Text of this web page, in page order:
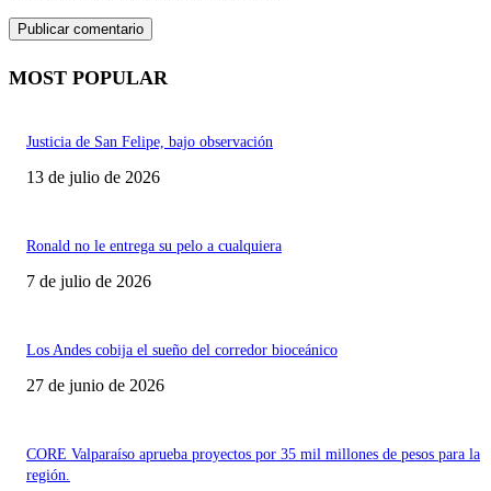
MOST POPULAR
Justicia de San Felipe, bajo observación
13 de julio de 2026
Ronald no le entrega su pelo a cualquiera
7 de julio de 2026
Los Andes cobija el sueño del corredor bioceánico
27 de junio de 2026
CORE Valparaíso aprueba proyectos por 35 mil millones de pesos para la
región.